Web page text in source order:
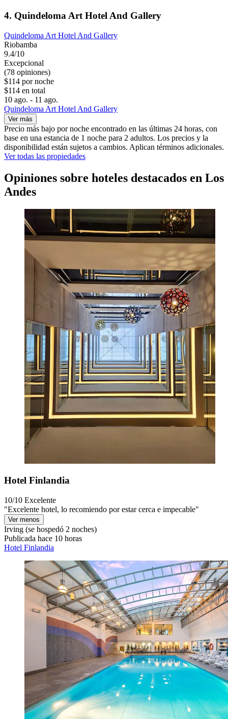
4. Quindeloma Art Hotel And Gallery
Quindeloma Art Hotel And Gallery
Riobamba
9.4/10
Excepcional
(78 opiniones)
$114 por noche
$114 en total
10 ago. - 11 ago.
Quindeloma Art Hotel And Gallery
Ver más
Precio más bajo por noche encontrado en las últimas 24 horas, con
base en una estancia de 1 noche para 2 adultos. Los precios y la
disponibilidad están sujetos a cambios. Aplican términos adicionales.
Ver todas las propiedades
Opiniones sobre hoteles destacados en Los
Andes
Hotel Finlandia
10/10 Excelente
"Excelente hotel, lo recomiendo por estar cerca e impecable"
Ver menos
Irving (se hospedó 2 noches)
Publicada hace 10 horas
Hotel Finlandia